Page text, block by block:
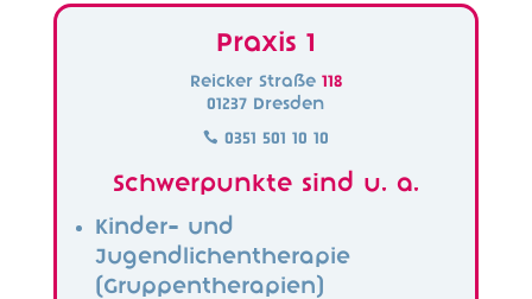
Praxis 1
Reicker Straße 118
01237 Dresden
 0351 501 10 10
Schwerpunkte sind u. a.
Kinder- und
Jugendlichentherapie
(Gruppentherapien)